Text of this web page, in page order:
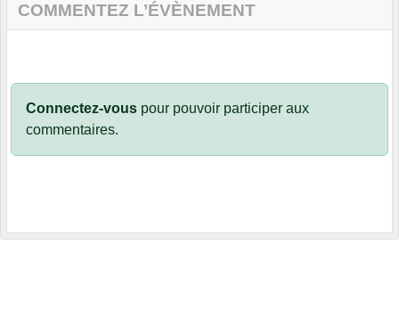
COMMENTEZ L’ÉVÈNEMENT
Connectez-vous pour pouvoir participer aux
commentaires.